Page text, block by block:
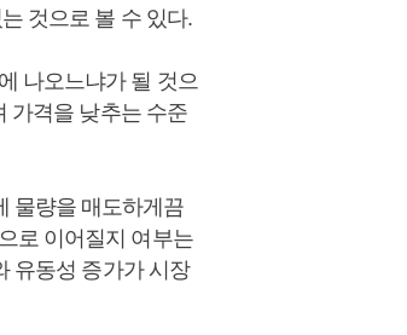
것으로 볼 수 있다.
나오느냐가 될 것으
가격을 낮추는 수준
물량을 매도하게끔
로 이어질지 여부는
유동성 증가가 시장